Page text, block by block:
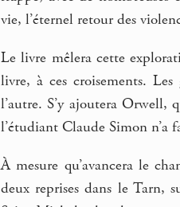
vie, l’éternel retour des
Le livre mêlera cette
livre, à ces croisements.
l’autre. S’y ajoutera Orwell,
l’étudiant Claude Simon n’a
À mesure qu’avancera le
deux reprises dans le Tarn,